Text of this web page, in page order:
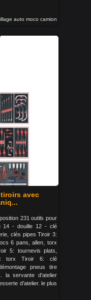
auto moco camion
avec
231 outils pour
14 - douille 12 - clé
clés pipes Tiroir 3:
6 pans, allen, torx
5: tournevis plats,
torx Tiroir 6: clé
pneus tire
la servante d'atelier
d'atelier. le plus